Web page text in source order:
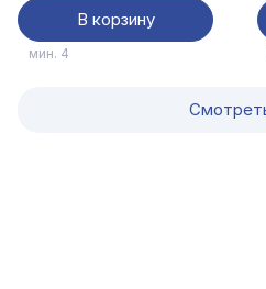
В корзину
мин. 4